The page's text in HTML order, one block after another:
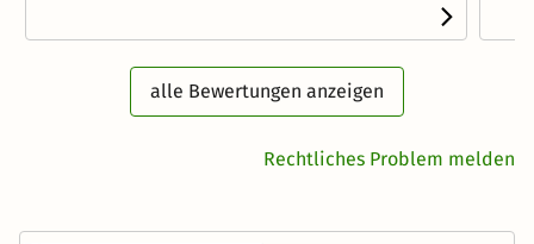
alle Bewertungen anzeigen
Rechtliches Problem melden